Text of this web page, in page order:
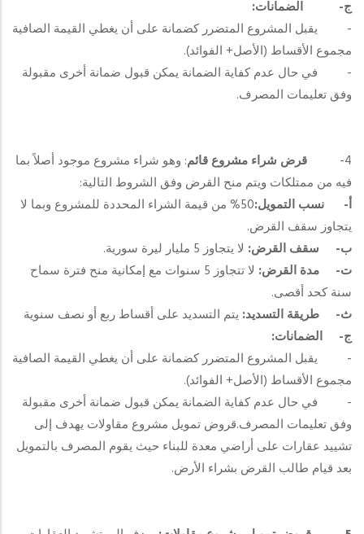
ج‌- الضمانات:
- يقبل المشروع المتضرر كضمانة على أن يغطي القيمة الصافية
مجموع الأقساط (الأصل+ الفوائد).
- في حال عدم كفاية الضمانة يمكن قبول ضمانة أخرى مقبولة
وفق تعليمات المصرف.
4- قرض شراء مشروع قائم: وهو شراء مشروع موجود أصلاً بما
فيه من ممتلكات ويتم منح القرض وفق الشروط التالية:
أ‌- نسب التمويل:
50% من قيمة الشراء المحددة للمشروع وبما لا
يتجاوز سقف القرض.
ب‌-
سقف القرض: لا يتجاوز 5 مليار ليرة سورية.
ت‌-
مدة القرض:
لا تتجاوز 5 سنوات مع إمكانية منح فترة سماح
سنة كحد أقصى.
ث‌-
طريقة التسديد: يتم التسديد على أقساط ربع أو نصف سنوية
ج‌- الضمانات:
- يقبل المشروع المتضرر كضمانة على أن يغطي القيمة الصافية
مجموع الأقساط (الأصل+ الفوائد).
- في حال عدم كفاية الضمانة يمكن قبول ضمانة أخرى مقبولة
وفق تعليمات المصرف.قروض تمويل مشروع مقاولات يهدف إلى
تشييد عقارات على أراضي معدة للبناء حيث يقوم المصرف بالتمويل
بعد قيام طالب القرض بشراء الأرض.